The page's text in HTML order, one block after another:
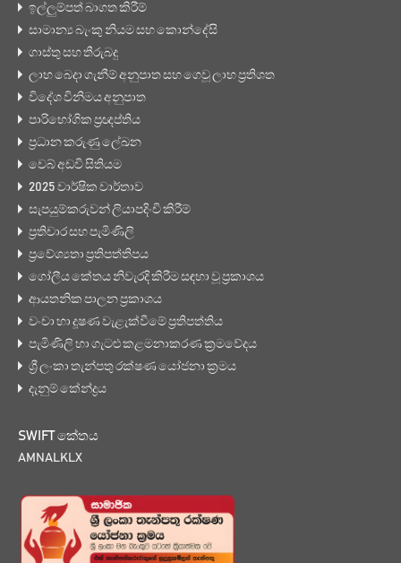
ඉල්ලුම්පත් බාගත කිරීම්
සාමාන්‍ය බැංකු නියම සහ කොන්දේසි
ගාස්තු සහ තීරුබදු
ලාභ බෙදා ගැනීම් අනුපාත සහ ගෙවූ ලාභ ප්‍රතිශත
විදේශ විනිමය අනුපාත
පාරිභෝගික ප්‍රඥප්තිය
ප්‍රධාන කරුණු ලේඛන
වෙබ් අඩවි සිතියම
2025 වාර්ෂික වාර්තාව
සැපයුම්කරුවන් ලියාපදිංචි කිරීම්
ප්‍රතිචාර සහ පැමිණිලි
ප්‍රවේශ්‍යතා ප්‍රතිපත්තිපය
ගෝලීය කේතය නිවැරදි කිරීම සඳහා වූ ප්‍රකාශය
ආයතනික පාලන ප්‍රකාශය
වංචා හා දූෂණ වැළැක්වීමේ ප්‍රතිපත්තිය
පැමිණිලි හා ගැටළු කළමනාකරණ ක්‍රමවේදය
ශ්‍රී ලංකා තැන්පතු රක්ෂණ යෝජනා ක්‍රමය
දැනුම් කේන්ද්‍රය
SWIFT කේතය
AMNALKLX